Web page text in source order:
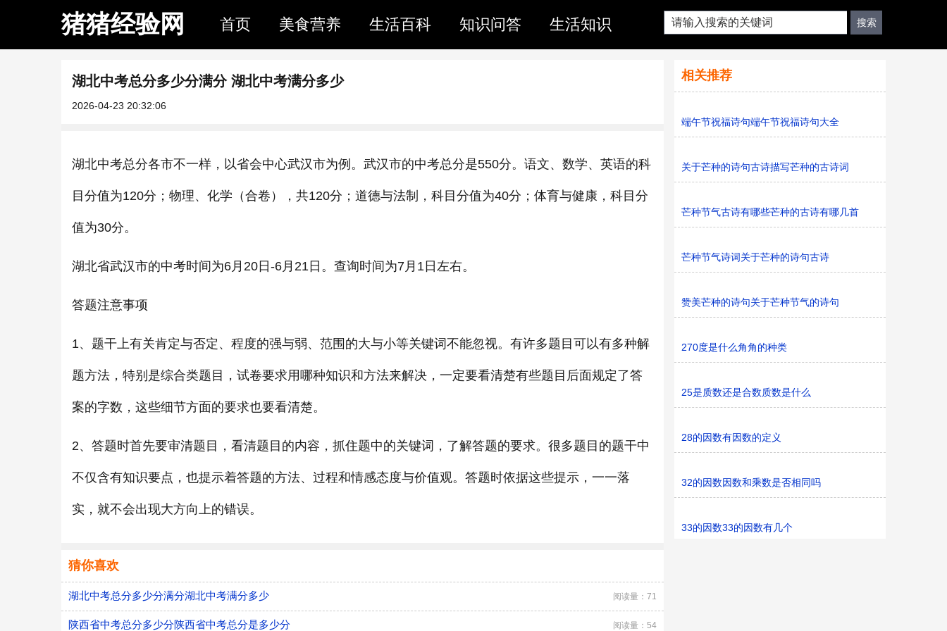
猪猪经验网 首页 美食营养 生活百科 知识问答 生活知识
湖北中考总分多少分满分 湖北中考满分多少
2026-04-23 20:32:06
湖北中考总分各市不一样，以省会中心武汉市为例。武汉市的中考总分是550分。语文、数学、英语的科
目分值为120分；物理、化学（合卷），共120分；道德与法制，科目分值为40分；体育与健康，科目分
值为30分。
湖北省武汉市的中考时间为6月20日-6月21日。查询时间为7月1日左右。
答题注意事项
1、题干上有关肯定与否定、程度的强与弱、范围的大与小等关键词不能忽视。有许多题目可以有多种解
题方法，特别是综合类题目，试卷要求用哪种知识和方法来解决，一定要看清楚有些题目后面规定了答
案的字数，这些细节方面的要求也要看清楚。
2、答题时首先要审清题目，看清题目的内容，抓住题中的关键词，了解答题的要求。很多题目的题干中
不仅含有知识要点，也提示着答题的方法、过程和情感态度与价值观。答题时依据这些提示，一一落
实，就不会出现大方向上的错误。
猜你喜欢
湖北中考总分多少分满分湖北中考满分多少 阅读量：71
陕西省中考总分多少分陕西省中考总分是多少分 阅读量：54
相关推荐
端午节祝福诗句端午节祝福诗句大全
关于芒种的诗句古诗描写芒种的古诗词
芒种节气古诗有哪些芒种的古诗有哪几首
芒种节气诗词关于芒种的诗句古诗
赞美芒种的诗句关于芒种节气的诗句
270度是什么角角的种类
25是质数还是合数质数是什么
28的因数有因数的定义
32的因数因数和乘数是否相同吗
33的因数33的因数有几个